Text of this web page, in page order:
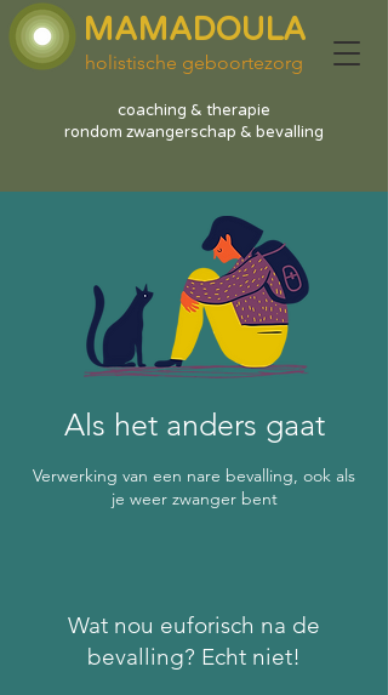
MAMADOULA
holistische geboortezorg
coaching & therapie
rondom zwangerschap & bevalling
Als het anders gaat
Verwerking van een nare bevalling, ook als
je weer zwanger bent
Wat nou euforisch na de
bevalling? Echt niet!